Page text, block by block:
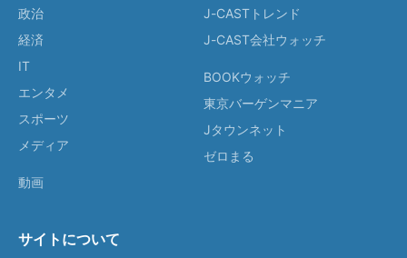
政治
経済
IT
エンタメ
スポーツ
メディア
動画
J-CASTトレンド
J-CAST会社ウォッチ
BOOKウォッチ
東京バーゲンマニア
Jタウンネット
ゼロまる
サイトについて